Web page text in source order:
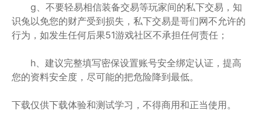
g、不要轻易相信装备交易等玩家间的私下交易，知
识兔以免您的财产受到损失，私下交易是哥们网不允许的
行为，如发生任何后果51游戏社区不承担任何责任；
h、建议完整填写密保设置账号安全绑定认证，提高
您的资料安全度，尽可能的把危险降到最低。
下载仅供下载体验和测试学习，不得商用和正当使用。